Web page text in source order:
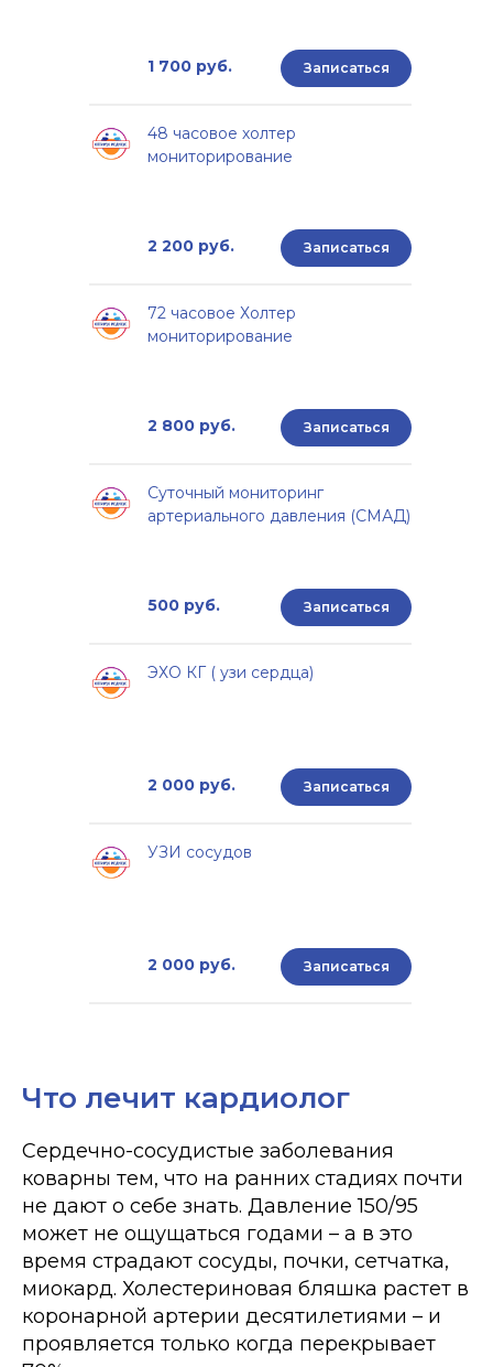
1 700 руб. Записаться
2 200 руб.
48 часовое холтер
мониторирование
Записаться
2 800 руб.
72 часовое Холтер
мониторирование
Записаться
500 руб.
Суточный мониторинг
артериального давления (СМАД)
Записаться
2 000 руб.
ЭХО КГ ( узи сердца)
Записаться
2 000 руб.
УЗИ сосудов
Записаться
Что лечит кардиолог
Сердечно-сосудистые заболевания
коварны тем, что на ранних стадиях почти
не дают о себе знать. Давление 150/95
может не ощущаться годами – а в это
время страдают сосуды, почки, сетчатка,
миокард. Холестериновая бляшка растет в
коронарной артерии десятилетиями – и
проявляется только когда перекрывает